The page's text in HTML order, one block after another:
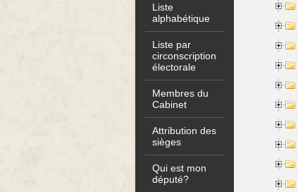
Liste
alphabétique
Liste par
circonscription
électorale
Membres du
Cabinet
Attribution des
sièges
Qui est mon
député?